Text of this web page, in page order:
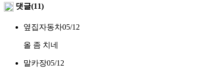
댓글(11)
옆집자동차05/12
올 좀 치네
말카장05/12